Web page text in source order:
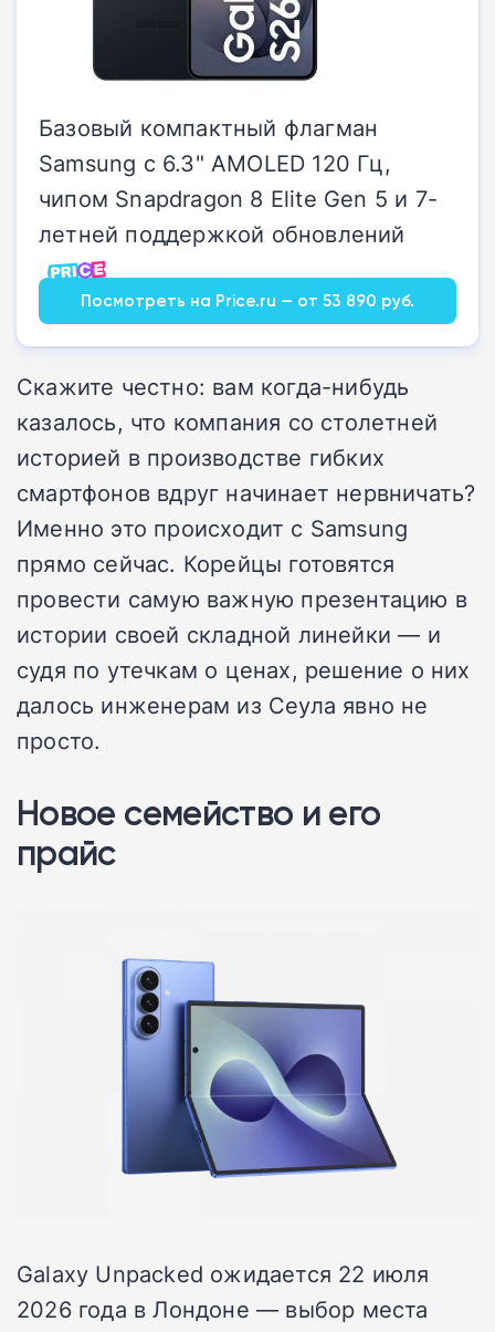
Базовый компактный флагман
Samsung с 6.3" AMOLED 120 Гц,
чипом Snapdragon 8 Elite Gen 5 и 7-
летней поддержкой обновлений
Посмотреть на Price.ru — от 53 890 руб.
Скажите честно: вам когда-нибудь
казалось, что компания со столетней
историей в производстве гибких
смартфонов вдруг начинает нервничать?
Именно это происходит с Samsung
прямо сейчас. Корейцы готовятся
провести самую важную презентацию в
истории своей складной линейки — и
судя по утечкам о ценах, решение о них
далось инженерам из Сеула явно не
просто.
Новое семейство и его
прайс
Galaxy Unpacked ожидается 22 июля
2026 года в Лондоне — выбор места